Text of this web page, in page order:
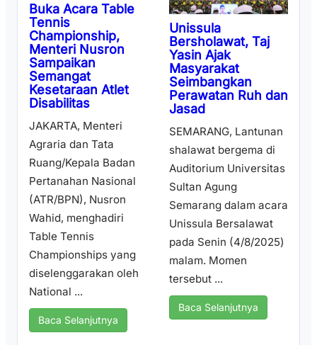
Buka Acara Table
Tennis
Championship,
Menteri Nusron
Sampaikan
Semangat
Kesetaraan Atlet
Disabilitas
JAKARTA, Menteri
Agraria dan Tata
Ruang/Kepala Badan
Pertanahan Nasional
(ATR/BPN), Nusron
Wahid, menghadiri
Table Tennis
Championships yang
diselenggarakan oleh
National ...
Baca Selanjutnya
Unissula
Bersholawat, Taj
Yasin Ajak
Masyarakat
Seimbangkan
Perawatan Ruh dan
Jasad
SEMARANG, Lantunan
shalawat bergema di
Auditorium Universitas
Sultan Agung
Semarang dalam acara
Unissula Bersalawat
pada Senin (4/8/2025)
malam. Momen
tersebut ...
Baca Selanjutnya